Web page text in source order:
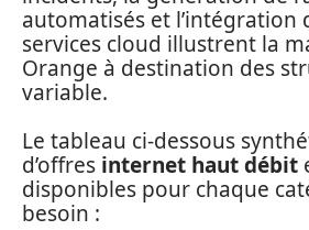
automatisés et l’intégration
services cloud illustrent la
Orange à destination des
variable.
Le tableau ci-dessous
d’offres internet haut débit
disponibles pour chaque
besoin :